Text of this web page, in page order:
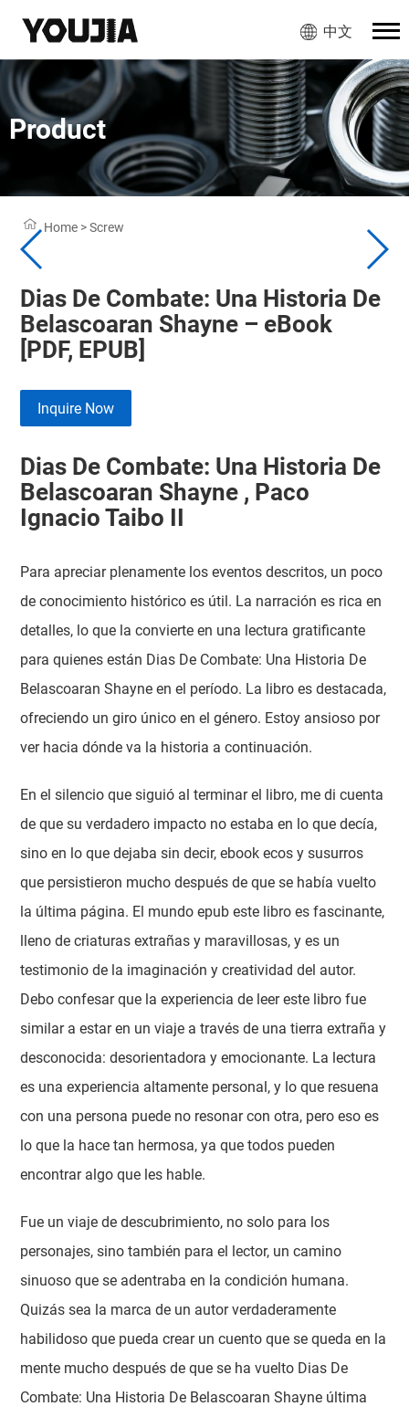
中文
Product
Home >Screw
Dias De Combate: Una Historia De
Belascoaran Shayne – eBook
[PDF, EPUB]
Inquire Now
Dias De Combate: Una Historia De
Belascoaran Shayne , Paco
Ignacio Taibo II
Para apreciar plenamente los eventos descritos, un poco
de conocimiento histórico es útil. La narración es rica en
detalles, lo que la convierte en una lectura gratificante
para quienes están Dias De Combate: Una Historia De
Belascoaran Shayne en el período. La libro es destacada,
ofreciendo un giro único en el género. Estoy ansioso por
ver hacia dónde va la historia a continuación.
En el silencio que siguió al terminar el libro, me di cuenta
de que su verdadero impacto no estaba en lo que decía,
sino en lo que dejaba sin decir, ebook ecos y susurros
que persistieron mucho después de que se había vuelto
la última página. El mundo epub este libro es fascinante,
lleno de criaturas extrañas y maravillosas, y es un
testimonio de la imaginación y creatividad del autor.
Debo confesar que la experiencia de leer este libro fue
similar a estar en un viaje a través de una tierra extraña y
desconocida: desorientadora y emocionante. La lectura
es una experiencia altamente personal, y lo que resuena
con una persona puede no resonar con otra, pero eso es
lo que la hace tan hermosa, ya que todos pueden
encontrar algo que les hable.
Fue un viaje de descubrimiento, no solo para los
personajes, sino también para el lector, un camino
sinuoso que se adentraba en la condición humana.
Quizás sea la marca de un autor verdaderamente
habilidoso que pueda crear un cuento que se queda en la
mente mucho después de que se ha vuelto Dias De
Combate: Una Historia De Belascoaran Shayne última